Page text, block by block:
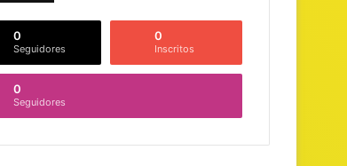
0
Seguidores
0
Inscritos
0
Seguidores